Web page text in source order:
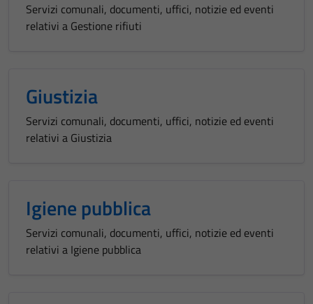
Servizi comunali, documenti, uffici, notizie ed eventi
relativi a Gestione rifiuti
Giustizia
Servizi comunali, documenti, uffici, notizie ed eventi
relativi a Giustizia
Igiene pubblica
Servizi comunali, documenti, uffici, notizie ed eventi
relativi a Igiene pubblica